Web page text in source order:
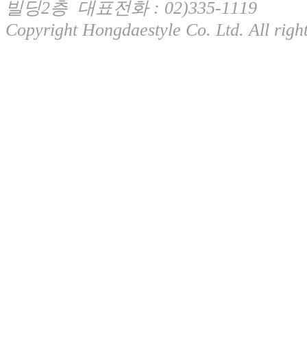
빌딩2층 대표전화 : 02)335-1119
Copyright Hongdaestyle Co. Ltd. All